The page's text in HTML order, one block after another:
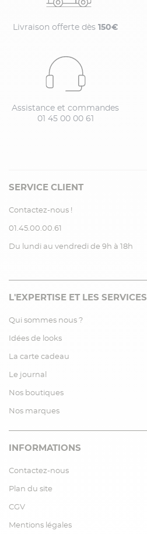
Livraison offerte dès 150€
Assistance et commandes
01 45 00 00 61
SERVICE CLIENT
Contactez-nous !
01.45.00.00.61
Du lundi au vendredi de 9h à 18h
L'EXPERTISE ET LES SERVICES
Qui sommes nous ?
Idées de looks
La carte cadeau
Le journal
Nos boutiques
Nos marques
INFORMATIONS
Contactez-nous
Plan du site
CGV
Mentions légales